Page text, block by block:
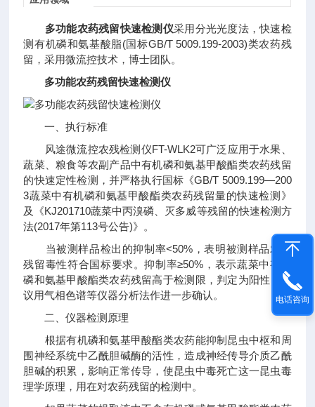
多功能农药残留快速检测仪采用分光光度法，快速检
测有机磷和氨基酸脂(国标GB/T 5009.199-2003)类农药残
留，采用微流控技术，博士团队。
多功能农药残留快速检测仪
一、执行标准
风途微流控农残检测仪FT-WLK2可广泛应用于水果、
蔬菜、粮食等农副产品中有机磷和氨基甲酸酯类农药残留
的快速定性检测，并严格执行国标《GB/T 5009.199—200
3蔬菜中有机磷和氨基甲酸酯类农药残留量的快速检测》
及《KJ201710蔬菜中丙溴磷、灭多威等残留的快速检测方
法(2017年第113号公告)》。
当被测样品检出的抑制率<50%，表明被测样品农药
残留毒性符合国标要求。抑制率≥50%，表示蔬菜中有机
磷和氨基甲酸酯类农药残留高于检测限，判定为阳性，建
议用气相色谱等仪器分析法作进一步确认。
二、仪器检测原理
根据有机磷和氨基甲酸酯类农药能抑制昆虫中枢和周
围神经系统中乙酰胆碱酶的活性，造成神经传导介质乙酰
胆碱的积累，影响正常传导，使昆虫中毒死亡这一昆虫毒
理学原理，用在对农药残留的检测中。
电话咨询